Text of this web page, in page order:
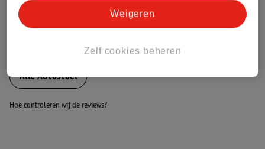
Bestel & Bezorginformatie
Alle Autostoel
Hoe controleren wij de reviews?
Zelf cookies beheren
Weigeren